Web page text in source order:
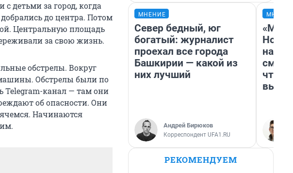
детьми за город, когда
до центра. Потом
Центральную площадь
за свою жизнь.
обстрелы. Вокруг
Обстрелы были по
Telegram-канал — там они
об опасности. Они
Начинаются
МНЕНИЕ
Север бедный, юг
богатый: журналист
проехал все города
Башкирии — какой из
них лучший
Андрей Бирюков
Корреспондент UFA1.RU
«Мы
РЕКОМЕНДУЕМ